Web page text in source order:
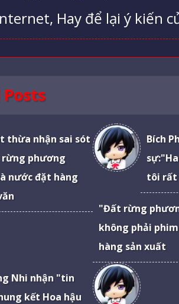
Hay để lại ý kiến
thừa nhận sai sót
phương
nước đặt hàng
Bích
tôi
"Đất rừng
không phải
hàng sản xuất
Nhi nhận "tin
kết Hoa hậu